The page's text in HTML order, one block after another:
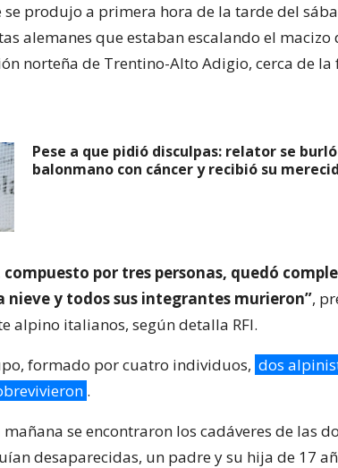
se produjo a primera hora de la tarde del
alemanes que estaban escalando el macizo
norteña de Trentino-Alto Adigio, cerca de la
Pese a que pidió disculpas: relator se
balonmano con cáncer y recibió su
compuesto por tres personas, quedó
nieve y todos sus integrantes murieron”,
alpino italianos, según detalla RFI.
formado por cuatro individuos, dos
.
se encontraron los cadáveres de las
desaparecidas, un padre y su hija de 17